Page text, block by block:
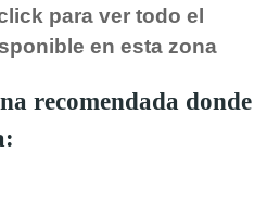
para ver todo el
en esta zona
recomendada donde